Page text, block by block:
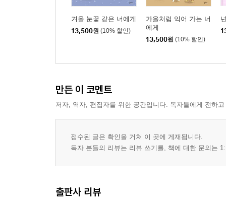
겨울 눈꽃 같은 너에게
13,500원 (10% 할인)
가을처럼 익어 가는 너
에게
13,500원 (10% 할인)
만든 이 코멘트
저자, 역자, 편집자를 위한 공간입니다. 독자들에게 전하
접수된 글은 확인을 거쳐 이 곳에 게재됩니다.
독자 분들의 리뷰는 리뷰 쓰기를, 책에 대한 문의는
출판사 리뷰